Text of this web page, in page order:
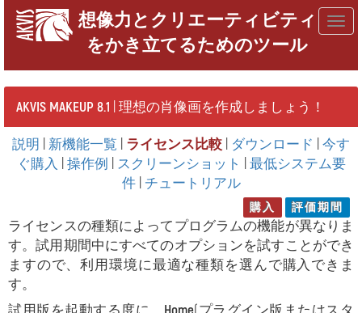
想像力とクリエーティビティ
をかき立てるためのツール
AKVIS MAKEUP 8.1 | 理想の肖像画を作成しましょう！
説明 新機能一覧 ライセンス比較 ダウンロード
今す
ぐ購入
操作例 スクリーンショット
最低システム要
件| チュートリアル
購入 評価期間
ライセンスの種類によってプログラムの機能が異なりま
す。試用期間中にすべてのオプションを試すことができ
ますので、利用環境に最適な種類を選んで購入できま
す。